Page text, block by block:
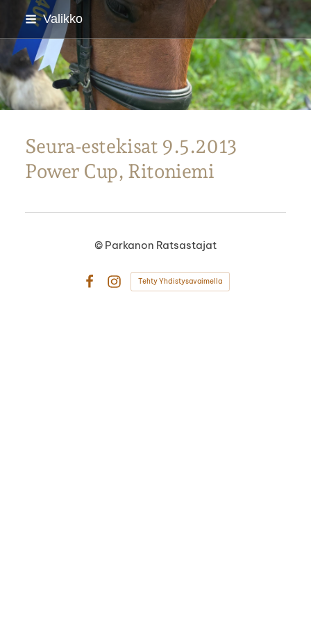
Siirry
sivun
sisältöön
Valikko
Parkanon Ratsastajat
Seura-estekisat 9.5.2013
Power Cup, Ritoniemi
© Parkanon Ratsastajat
Tehty Yhdistysavaimella